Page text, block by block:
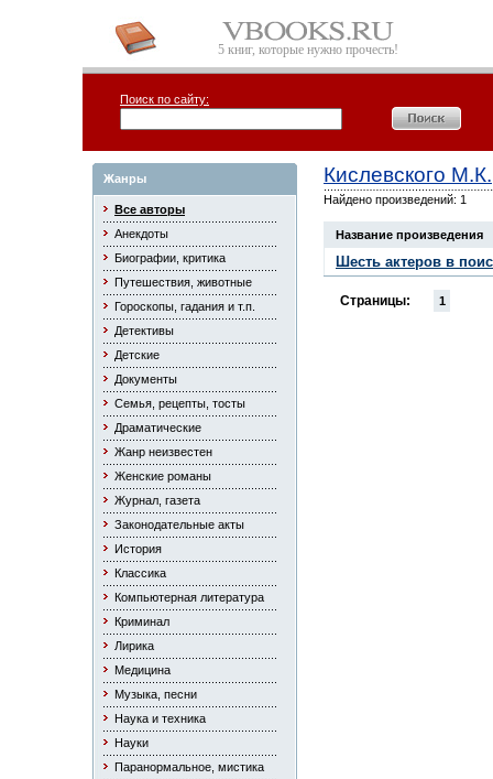
5 книг, которые нужно прочесть!
Поиск по сайту:
Жанры
Все авторы
Анекдоты
Биографии, критика
Путешествия, животные
Гороскопы, гадания и т.п.
Детективы
Детские
Документы
Семья, рецепты, тосты
Драматические
Жанр неизвестен
Женские романы
Журнал, газета
Законодательные акты
История
Классика
Компьютерная литература
Криминал
Лирика
Медицина
Музыка, песни
Наука и техника
Науки
Паранормальное, мистика
Кислевского М.К.
Найдено произведений: 1
Название произведения
Шесть актеров в
Страницы: 1